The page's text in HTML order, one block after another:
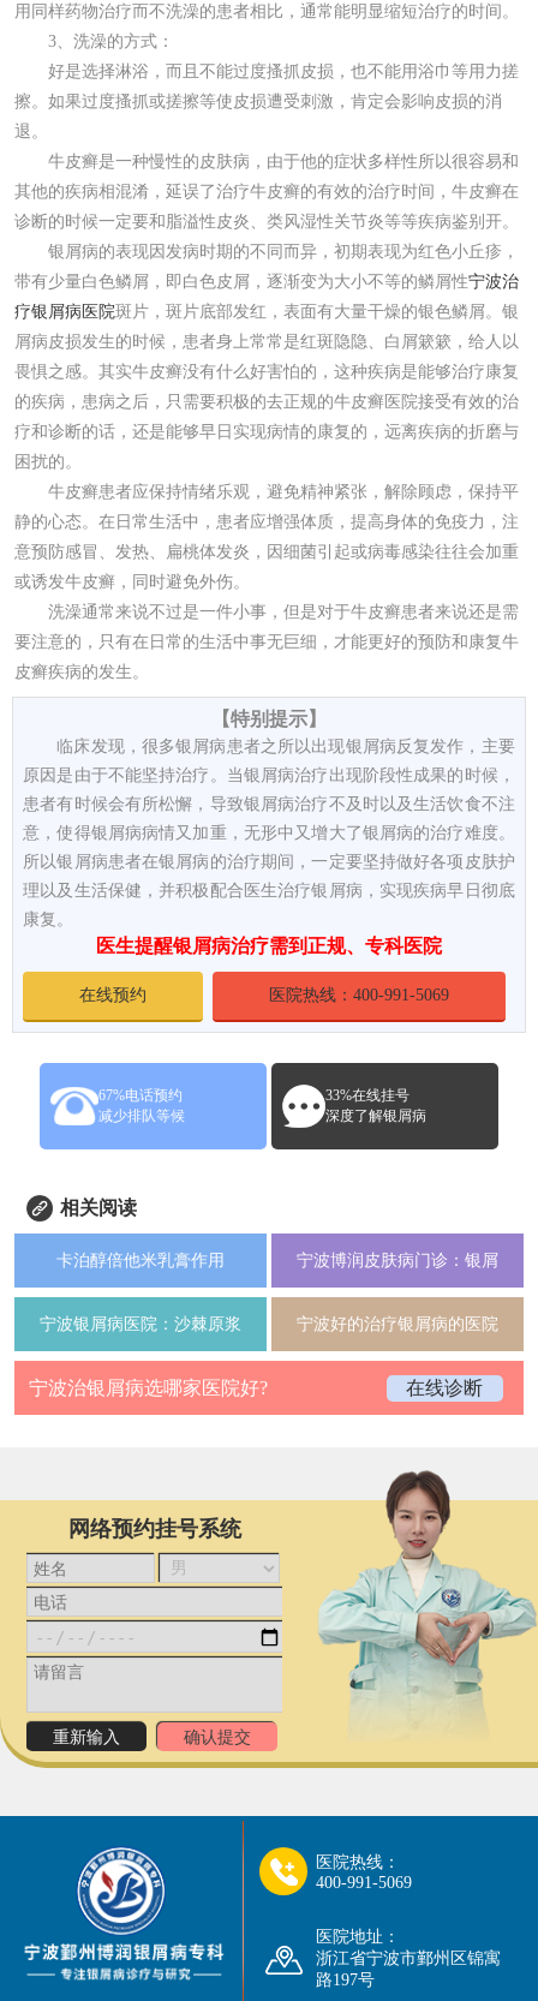
用同样药物治疗而不洗澡的患者相比，通常能明显缩短治疗的时间。
3、洗澡的方式：
好是选择淋浴，而且不能过度搔抓皮损，也不能用浴巾等用力搓
擦。如果过度搔抓或搓擦等使皮损遭受刺激，肯定会影响皮损的消
退。
牛皮癣是一种慢性的皮肤病，由于他的症状多样性所以很容易和
其他的疾病相混淆，延误了治疗牛皮癣的有效的治疗时间，牛皮癣在
诊断的时候一定要和脂溢性皮炎、类风湿性关节炎等等疾病鉴别开。
银屑病的表现因发病时期的不同而异，初期表现为红色小丘疹，
带有少量白色鳞屑，即白色皮屑，逐渐变为大小不等的鳞屑性宁波治
疗银屑病医院斑片，斑片底部发红，表面有大量干燥的银色鳞屑。银
屑病皮损发生的时候，患者身上常常是红斑隐隐、白屑簌簌，给人以
畏惧之感。其实牛皮癣没有什么好害怕的，这种疾病是能够治疗康复
的疾病，患病之后，只需要积极的去正规的牛皮癣医院接受有效的治
疗和诊断的话，还是能够早日实现病情的康复的，远离疾病的折磨与
困扰的。
牛皮癣患者应保持情绪乐观，避免精神紧张，解除顾虑，保持平
静的心态。在日常生活中，患者应增强体质，提高身体的免疫力，注
意预防感冒、发热、扁桃体发炎，因细菌引起或病毒感染往往会加重
或诱发牛皮癣，同时避免外伤。
洗澡通常来说不过是一件小事，但是对于牛皮癣患者来说还是需
要注意的，只有在日常的生活中事无巨细，才能更好的预防和康复牛
皮癣疾病的发生。
【特别提示】
临床发现，很多银屑病患者之所以出现银屑病反复发作，主要
原因是由于不能坚持治疗。当银屑病治疗出现阶段性成果的时候，
患者有时候会有所松懈，导致银屑病治疗不及时以及生活饮食不注
意，使得银屑病病情又加重，无形中又增大了银屑病的治疗难度。
所以银屑病患者在银屑病的治疗期间，一定要坚持做好各项皮肤护
理以及生活保健，并积极配合医生治疗银屑病，实现疾病早日彻底
康复。
医生提醒银屑病治疗需到正规、专科医院
在线预约 医院热线：400-991-5069
67%电话预约
减少排队等候
33%在线挂号
深度了解银屑病
相关阅读
卡泊醇倍他米乳膏作用 宁波博润皮肤病门诊：银屑
宁波银屑病医院：沙棘原浆 宁波好的治疗银屑病的医院
宁波治银屑病选哪家医院好? 在线诊断
网络预约挂号系统
医院热线：
400-991-5069
医院地址：
浙江省宁波市鄞州区锦寓
路197号